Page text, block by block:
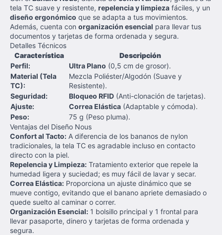
tela TC suave y resistente, repelencia y limpieza fáciles, y un
diseño ergonómico que se adapta a tus movimientos.
Además, cuenta con organización esencial para llevar tus
documentos y tarjetas de forma ordenada y segura.
Detalles Técnicos
Característica
Descripción
Perfil:
Ultra Plano (0,5 cm de grosor).
Material (Tela
TC):
Mezcla Poliéster/Algodón (Suave y
Resistente).
Seguridad:
Bloqueo RFID (Anti-clonación de tarjetas).
Ajuste:
Correa Elástica (Adaptable y cómoda).
Peso:
75 g (Peso pluma).
Ventajas del Diseño Nous
Confort al Tacto: A diferencia de los bananos de nylon
tradicionales, la tela TC es agradable incluso en contacto
directo con la piel.
Repelencia y Limpieza: Tratamiento exterior que repele la
humedad ligera y suciedad; es muy fácil de lavar y secar.
Correa Elástica: Proporciona un ajuste dinámico que se
mueve contigo, evitando que el banano apriete demasiado o
quede suelto al caminar o correr.
Organización Esencial: 1 bolsillo principal y 1 frontal para
llevar pasaporte, dinero y tarjetas de forma ordenada y
segura.